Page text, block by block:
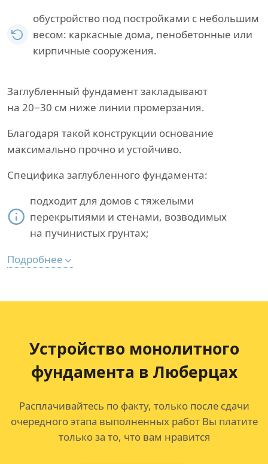
обустройство под постройками с небольшим
весом: каркасные дома, пенобетонные или
кирпичные сооружения.
Заглубленный фундамент закладывают
на 20−30 см ниже линии промерзания.
Благодаря такой конструкции основание
максимально прочно и устойчиво.
Специфика заглубленного фундамента:
подходит для домов с тяжелыми
перекрытиями и стенами, возводимых
на пучинистых грунтах;
Подробнее
Устройство монолитного
фундамента в Люберцах
Расплачивайтесь по факту, только после сдачи
очередного этапа выполненных работ Вы платите
только за то, что вам нравится